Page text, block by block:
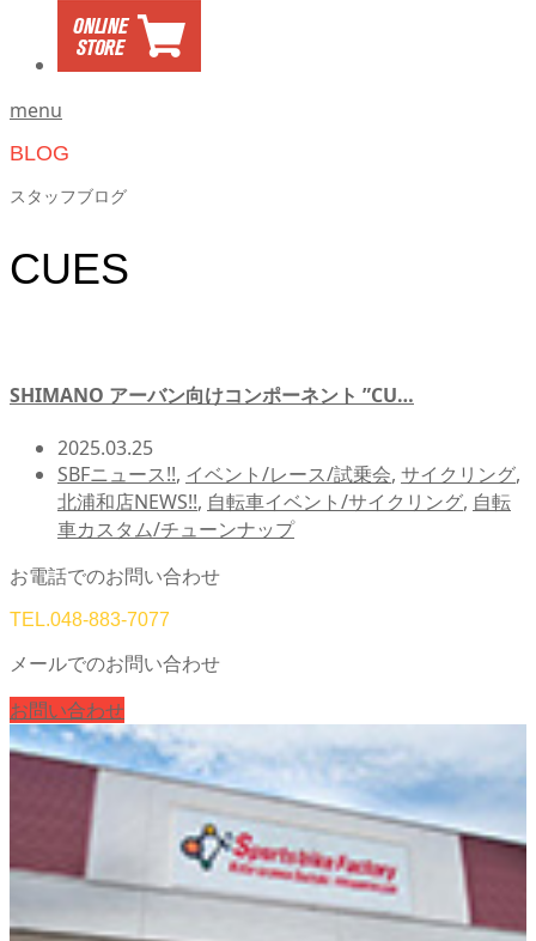
menu
BLOG
スタッフブログ
CUES
SHIMANO アーバン向けコンポーネント ”CU…
2025.03.25
SBFニュース!!, イベント/レース/試乗会, サイクリング,
北浦和店NEWS!!, 自転車イベント/サイクリング, 自転
車カスタム/チューンナップ
お電話でのお問い合わせ
TEL.048-883-7077
メールでのお問い合わせ
お問い合わせ